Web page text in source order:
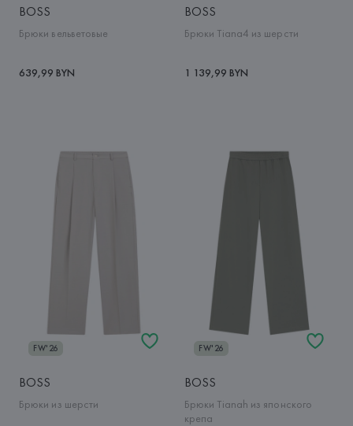
BOSS
Брюки вельветовые
639,99 BYN
BOSS
Брюки Tiana4 из шерсти
1 139,99 BYN
FW'26
BOSS
Брюки из шерсти
FW'26
BOSS
Брюки Tianah из японского
крепа